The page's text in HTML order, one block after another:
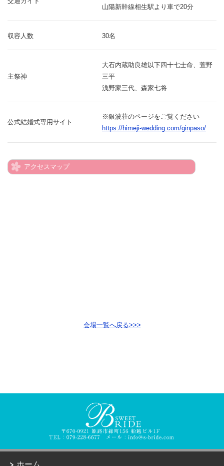
山陽新幹線相生駅より車で20分
収容人数 30名
主祭神
大石内蔵助良雄以下四十七士命、萱野
三平
浅野家三代、森家七将
公式結婚式専用サイト
※銀波荘のページをご覧ください
https://himeji-wedding.com/ginpaso/
アクセスマップ
会場一覧へ戻る>>>